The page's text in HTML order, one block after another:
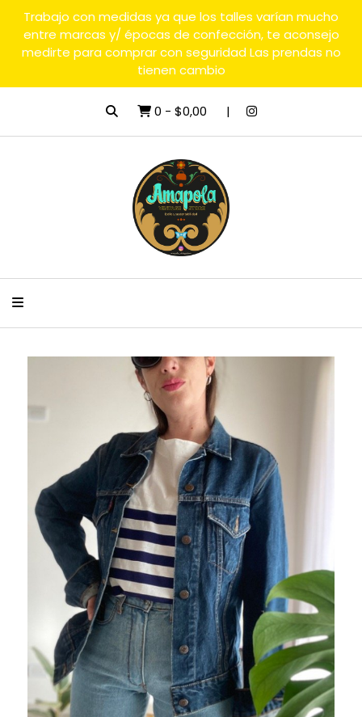
Trabajo con medidas ya que los talles varían mucho
entre marcas y/ épocas de confección, te aconsejo
medirte para comprar con seguridad Las prendas no
tienen cambio
0 - $0,00